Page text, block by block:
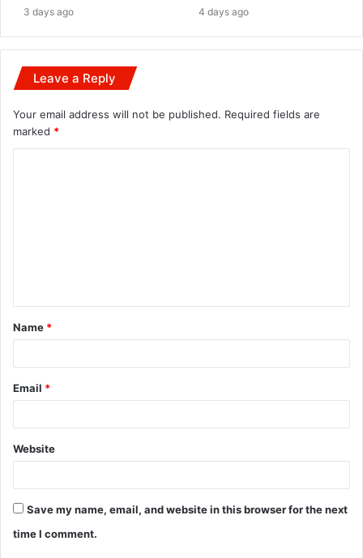
3 days ago 4 days ago
Leave a Reply
Your email address will not be published. Required fields are
marked *
t
*
Name *
Email *
Website
Save my name, email, and website in this browser for the next
time I comment.